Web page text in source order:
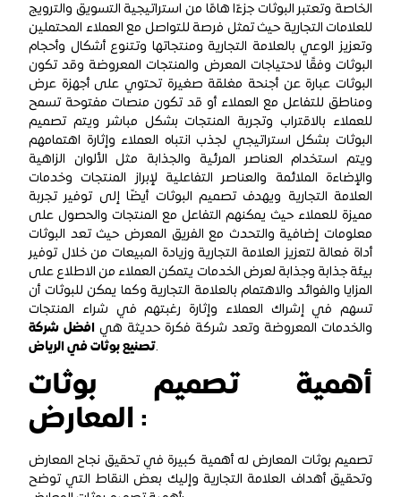
الخاصة وتعتبر البوثات جزءًا هامًا من استراتيجية التسويق والترويج
للعلامات التجارية حيث تمثل فرصة للتواصل مع العملاء المحتملين
وتعزيز الوعي بالعلامة التجارية ومنتجاتها وتتنوع أشكال وأحجام
البوثات وفقًا لاحتياجات المعرض والمنتجات المعروضة وقد تكون
البوثات عبارة عن أجنحة مغلقة صغيرة تحتوي على أجهزة عرض
ومناطق للتفاعل مع العملاء أو قد تكون منصات مفتوحة تسمح
للعملاء بالاقتراب وتجربة المنتجات بشكل مباشر ويتم تصميم
البوثات بشكل استراتيجي لجذب انتباه العملاء وإثارة اهتمامهم
ويتم استخدام العناصر المرئية والجذابة مثل الألوان الزاهية
والإضاءة الملائمة والعناصر التفاعلية لإبراز المنتجات وخدمات
العلامة التجارية ويهدف تصميم البوثات أيضًا إلى توفير تجربة
مميزة للعملاء حيث يمكنهم التفاعل مع المنتجات والحصول على
معلومات إضافية والتحدث مع الفريق المعرض حيث تعد البوثات
أداة فعالة لتعزيز العلامة التجارية وزيادة المبيعات من خلال توفير
بيئة جذابة وجذابة لعرض الخدمات يتمكن العملاء من الاطلاع على
المزايا والفوائد والاهتمام بالعلامة التجارية وكما يمكن للبوثات أن
تسهم في إشراك العملاء وإثارة رغبتهم في شراء المنتجات
والخدمات المعروضة وتعد شركة فكرة حديثة هي افضل شركة
تصنيع بوثات في الرياض.
أهمية تصميم بوثات
المعارض :
تصميم بوثات المعارض له أهمية كبيرة في تحقيق نجاح المعارض
وتحقيق أهداف العلامة التجارية وإليك بعض النقاط التي توضح